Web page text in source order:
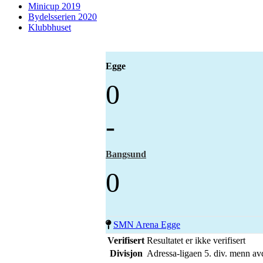
Minicup 2019
Bydelsserien 2020
Klubbhuset
Egge
0
-
Bangsund
0
SMN Arena Egge
Verifisert Resultatet er ikke verifisert
Divisjon Adressa-ligaen 5. div. menn